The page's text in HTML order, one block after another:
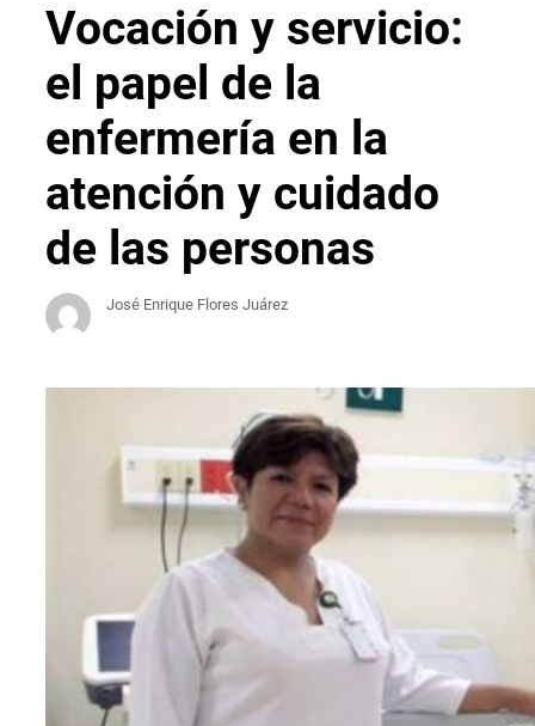
Vocación y servicio:
el papel de la
enfermería en la
atención y cuidado
de las personas
José Enrique Flores Juárez